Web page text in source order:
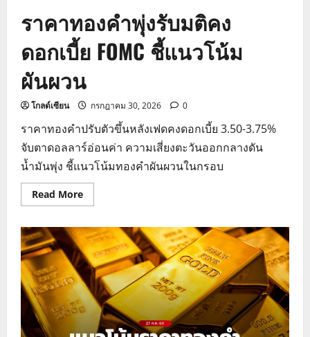
ราคาทองคำพุ่งรับมติคง
ดอกเบี้ย FOMC ชี้แนวโน้ม
ผันผวน
โกลด์เซียน กรกฎาคม 30, 2026 0
ราคาทองคำปรับตัวขึ้นหลังเฟดคงดอกเบี้ย 3.50-3.75%
จับตาดอลลาร์อ่อนค่า ความเสี่ยงตะวันออกกลางดัน
น้ำมันพุ่ง ชี้แนวโน้มทองคำผันผวนในกรอบ
Read MoreRead
more
ทองคำ
พุ่ง
รับ
มติ
คง
ดอกเบี้ย
FOMC
ชี้
แนว
โน้ม
ผันผวน